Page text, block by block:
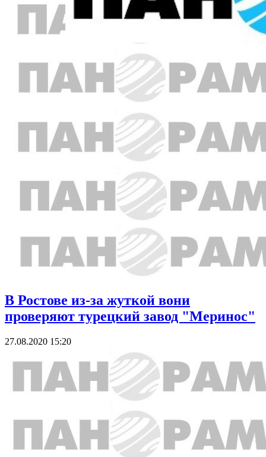
В Ростове из-за жуткой вони
проверяют турецкий завод "Меринос"
27.08.2020 15:20